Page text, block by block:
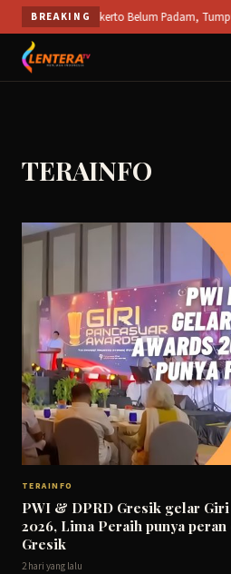
Skip
to
content
BREAKING
PT SPS Mojokerto Belum Padam,
TERAINFO
TERAINFO
PWI & DPRD Gresik gelar Giri
2026, Lima Peraih punya
Gresik
2 hari yang lalu